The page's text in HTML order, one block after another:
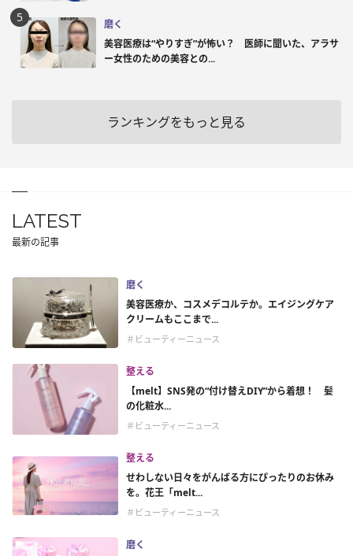
磨く
美容医療は“やりすぎ”が怖い？ 医師に聞いた、アラサ
ー女性のための美容との...
ランキングをもっと見る
LATEST
最新の記事
磨く
美容医療か、コスメデコルテか。エイジングケア
クリームもここまで...
＃ビューティーニュース
整える
【melt】SNS発の“付け替えDIY”から着想！ 髪
の化粧水...
＃ビューティーニュース
整える
せわしない日々をがんばる方にぴったりのお休み
を。花王「melt...
＃ビューティーニュース
磨く